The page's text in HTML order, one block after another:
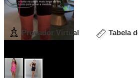
Provador Virtual Tabela